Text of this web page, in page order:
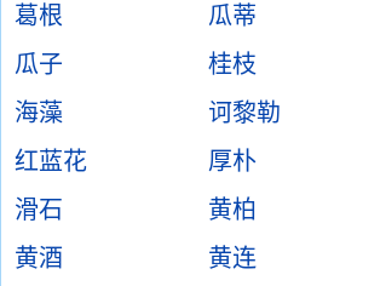
葛根
瓜蒂
瓜子
桂枝
海藻
诃黎勒
红蓝花
厚朴
滑石
黄柏
黄酒
黄连